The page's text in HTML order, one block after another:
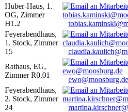
Huber-Haus, 1.
OG, Zimmer
H1.2
Feyerabendhaus,
1. Stock, Zimmer
15
Rathaus, EG,
Zimmer R0.01
ewo@moosburg.de
Feyerabendhaus,
2. Stock, Zimmer
24